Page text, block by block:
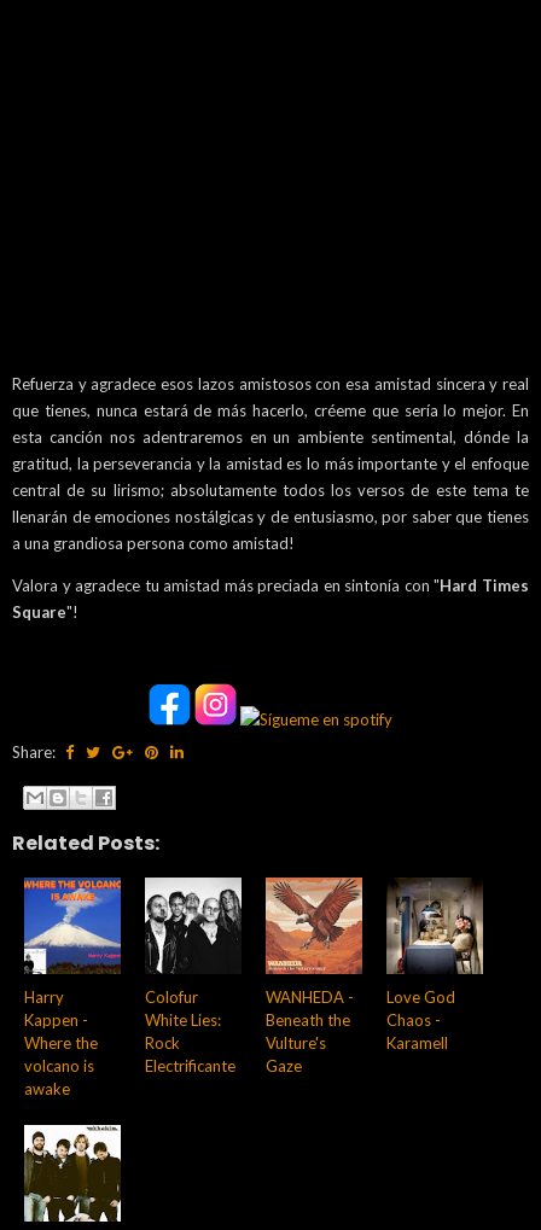
Refuerza y agradece esos lazos amistosos con esa amistad sincera y real
que tienes, nunca estará de más hacerlo, créeme que sería lo mejor. En
esta canción nos adentraremos en un ambiente sentimental, dónde la
gratitud, la perseverancia y la amistad es lo más importante y el enfoque
central de su lirismo; absolutamente todos los versos de este tema te
llenarán de emociones nostálgicas y de entusiasmo, por saber que tienes
a una grandiosa persona como amistad!
Valora y agradece tu amistad más preciada en sintonía con "Hard Times
Square"!
Share:
Related Posts:
Harry
Kappen -
Where the
volcano is
awake
Colofur
White Lies:
Rock
Electrificante
WANHEDA -
Beneath the
Vulture's
Gaze
Love God
Chaos -
Karamell